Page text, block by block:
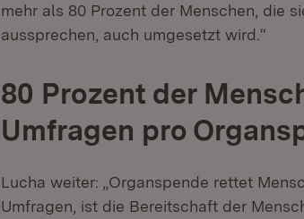
mehr als 80 Prozent der Menschen, die
aussprechen, auch umgesetzt wird.“
80 Prozent der
Umfragen pro
Lucha weiter: „Organspende rettet
Umfragen, ist die Bereitschaft der